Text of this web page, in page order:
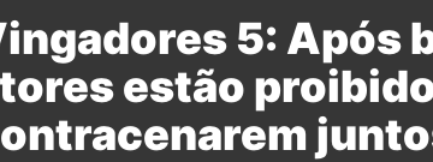
5: Após
estão